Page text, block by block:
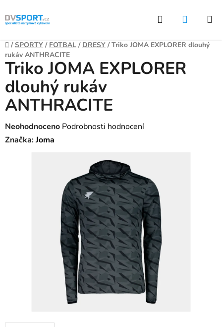
Přejít
na
Hledat
Domů
/ SPORTY / FOTBAL / DRESY / Triko JOMA EXPLORER dlouhý
rukáv ANTHRACITE
Triko JOMA EXPLORER
dlouhý rukáv
ANTHRACITE
Průměrné
hodnocení
Neohodnoceno Podrobnosti hodnocení
Značka:Joma